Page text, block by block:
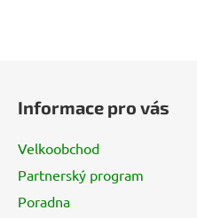
Informace pro vás
Velkoobchod
Partnerský program
Poradna